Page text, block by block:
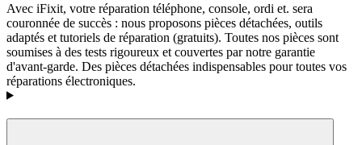
Avec iFixit, votre réparation téléphone, console, ordi et. sera
couronnée de succès : nous proposons pièces détachées, outils
adaptés et tutoriels de réparation (gratuits). Toutes nos pièces sont
soumises à des tests rigoureux et couvertes par notre garantie
d'avant-garde. Des pièces détachées indispensables pour toutes vos
réparations électroniques.
Products